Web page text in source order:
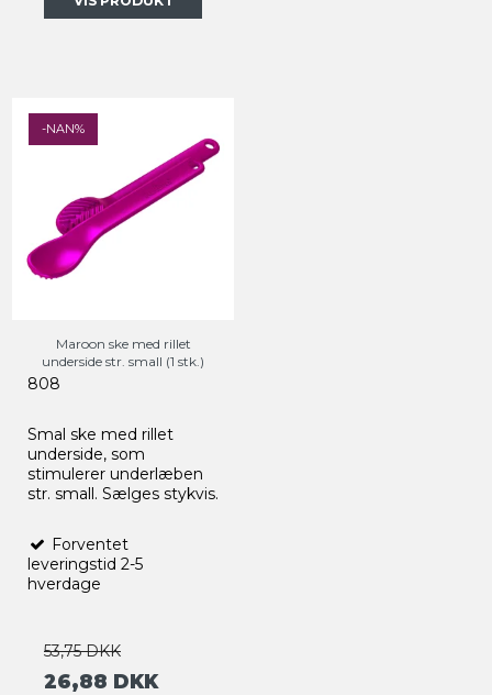
-NAN%
Maroon ske med rillet
underside str. small (1 stk.)
808
Smal ske med rillet
underside, som
stimulerer underlæben
str. small. Sælges stykvis.
Forventet
leveringstid 2-5
hverdage
53,75 DKK
26,88 DKK